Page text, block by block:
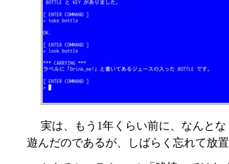
実は、もう1年くらい前に、なんと
遊んだのであるが、しばらく忘れて放